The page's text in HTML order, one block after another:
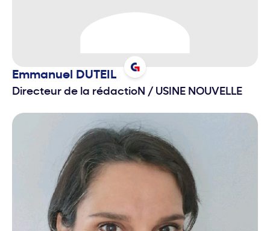
Emmanuel DUTEIL
Directeur de la rédactioN / USINE NOUVELLE